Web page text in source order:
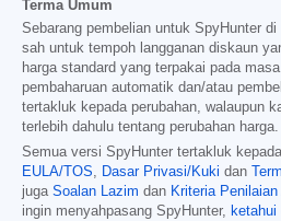
Terma Umum
Sebarang pembelian untuk SpyHunter
sah untuk tempoh langganan diskaun
harga standard yang terpakai pada
pembaharuan automatik dan/atau
tertakluk kepada perubahan, walaupun
terlebih dahulu tentang perubahan harga.
Semua versi SpyHunter tertakluk
EULA/TOS, Dasar Privasi/Kuki dan
juga Soalan Lazim dan Kriteria
ingin menyahpasang SpyHunter, ketahui